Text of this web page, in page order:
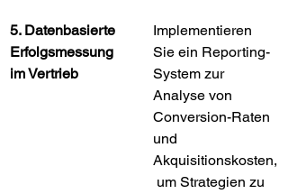
5. Datenbasierte
Erfolgsmessung
im Vertrieb
Implementieren
Sie ein Reporting-
System zur
Analyse von
Conversion-Raten
und
Akquisitionskosten,
um Strategien zu